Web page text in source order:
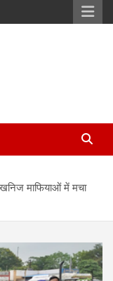
खनिज माफियाओं में मचा